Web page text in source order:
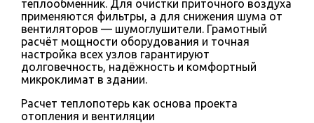
теплообменник. Для очистки приточного воздуха
применяются фильтры, а для снижения шума от
вентиляторов — шумоглушители. Грамотный
расчёт мощности оборудования и точная
настройка всех узлов гарантируют
долговечность, надёжность и комфортный
микроклимат в здании.
Расчет теплопотерь как основа проекта
отопления и вентиляции